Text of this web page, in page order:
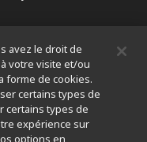
d’objectifs
avez le droit de
votre visite et/ou
forme de cookies.
certains types de
certains types de
expérience sur
options en